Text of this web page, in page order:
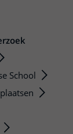
School